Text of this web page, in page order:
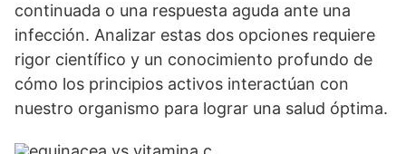
continuada o una respuesta aguda ante una
infección. Analizar estas dos opciones requiere
rigor científico y un conocimiento profundo de
cómo los principios activos interactúan con
nuestro organismo para lograr una salud óptima.